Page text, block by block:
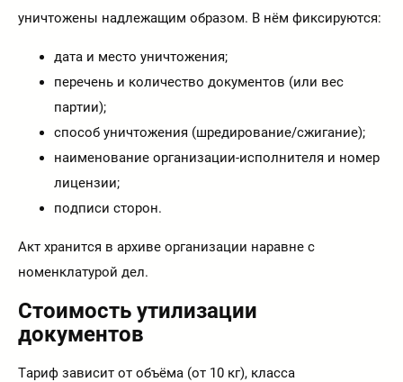
уничтожены надлежащим образом. В нём фиксируются:
дата и место уничтожения;
перечень и количество документов (или вес
партии);
способ уничтожения (шредирование/сжигание);
наименование организации-исполнителя и номер
лицензии;
подписи сторон.
Акт хранится в архиве организации наравне с
номенклатурой дел.
Стоимость утилизации
документов
Тариф зависит от объёма (от 10 кг), класса